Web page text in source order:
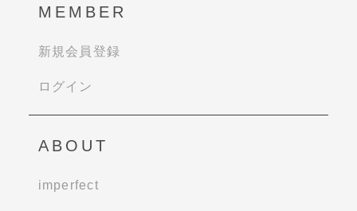
MEMBER
新規会員登録
ログイン
ABOUT
imperfect